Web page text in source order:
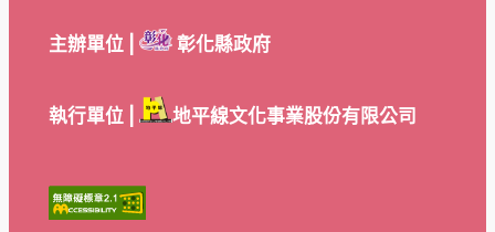
主辦單位 | 彰化縣政府
執行單位 | 地平線文化事業股份有限公司